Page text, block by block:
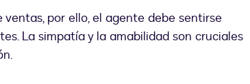
por ello, el agente debe sentirse
La simpatía y la amabilidad son cruciales